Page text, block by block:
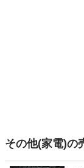
その他(家電)の